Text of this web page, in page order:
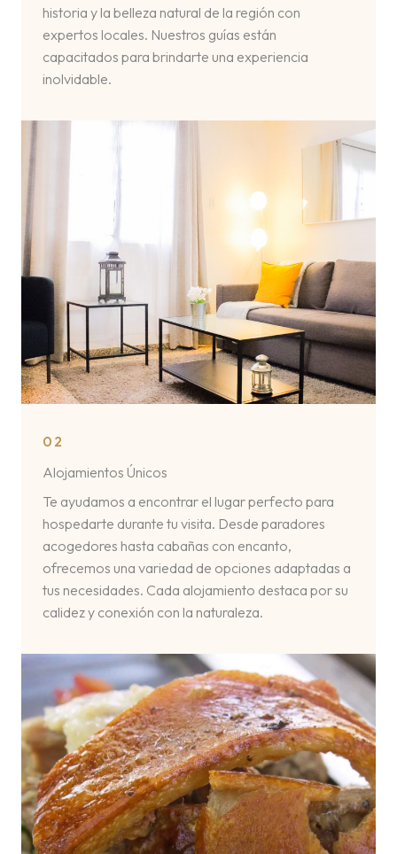
historia y la belleza natural de la región con
expertos locales. Nuestros guías están
capacitados para brindarte una experiencia
inolvidable.
02
Alojamientos Únicos
Te ayudamos a encontrar el lugar perfecto para
hospedarte durante tu visita. Desde paradores
acogedores hasta cabañas con encanto,
ofrecemos una variedad de opciones adaptadas a
tus necesidades. Cada alojamiento destaca por su
calidez y conexión con la naturaleza.